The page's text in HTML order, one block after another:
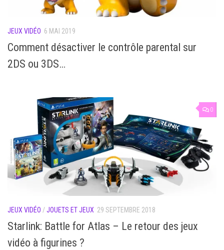
JEUX VIDÉO 6 MAI 2019
Comment désactiver le contrôle parental sur
2DS ou 3DS…
0
JEUX VIDÉO /JOUETS ET JEUX 29 SEPTEMBRE 2018
Starlink: Battle for Atlas – Le retour des jeux
vidéo à figurines ?